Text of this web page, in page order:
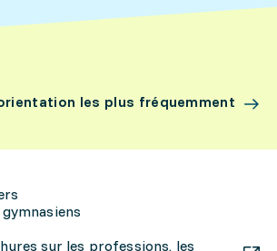
les plus fréquemment
sur les professions, les